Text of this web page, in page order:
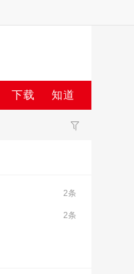
下载 知道
2条
2条